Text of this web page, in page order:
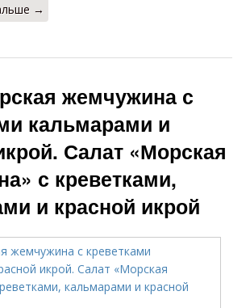
→
жемчужина с
кальмарами и
Салат «Морская
с креветками,
и красной икрой